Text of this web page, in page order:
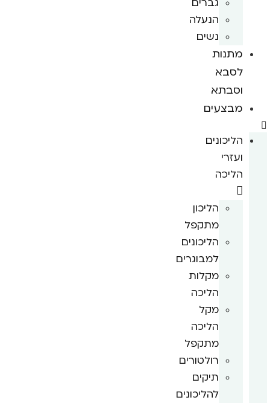
הנעלה
נשים
מתנות
לסבא
וסבתא
מבצעים
הליכונים
ועזרי
הליכה
הליכון
מתקפל
הליכונים
למבוגרים
מקלות
הליכה
מקל
הליכה
מתקפל
רולטורים
תיקים
להליכונים